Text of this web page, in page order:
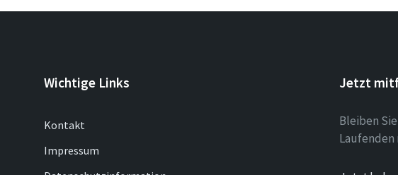
Wichtige Links
Kontakt
Impressum
Jetzt
Bleiben